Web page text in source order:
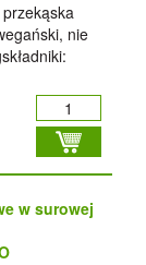
nie
w surowej